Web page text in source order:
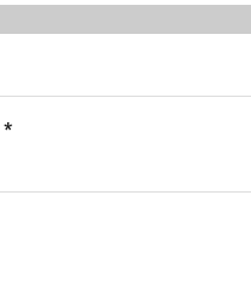
*